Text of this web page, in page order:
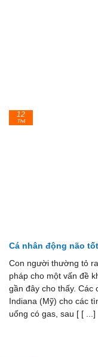
Cá nhân động não
Con người thường tỏ
pháp cho một vấn đề
gần đây cho thấy. Các
Indiana (Mỹ) cho các
uống có gas, sau [ [ ...]
12
Th4